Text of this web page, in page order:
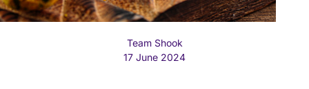
Team Shook
17 June 2024